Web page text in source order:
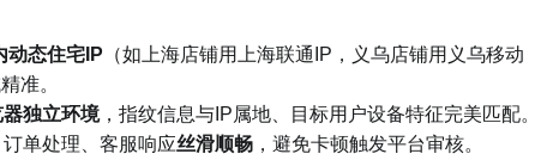
动态住宅IP （如上海店铺用上海联通IP，义乌店铺用义乌移动
准。
独立环境，指纹信息与IP属地、目标用户设备特征完美匹配。
单处理、客服响应丝滑顺畅 ，避免卡顿触发平台审核。